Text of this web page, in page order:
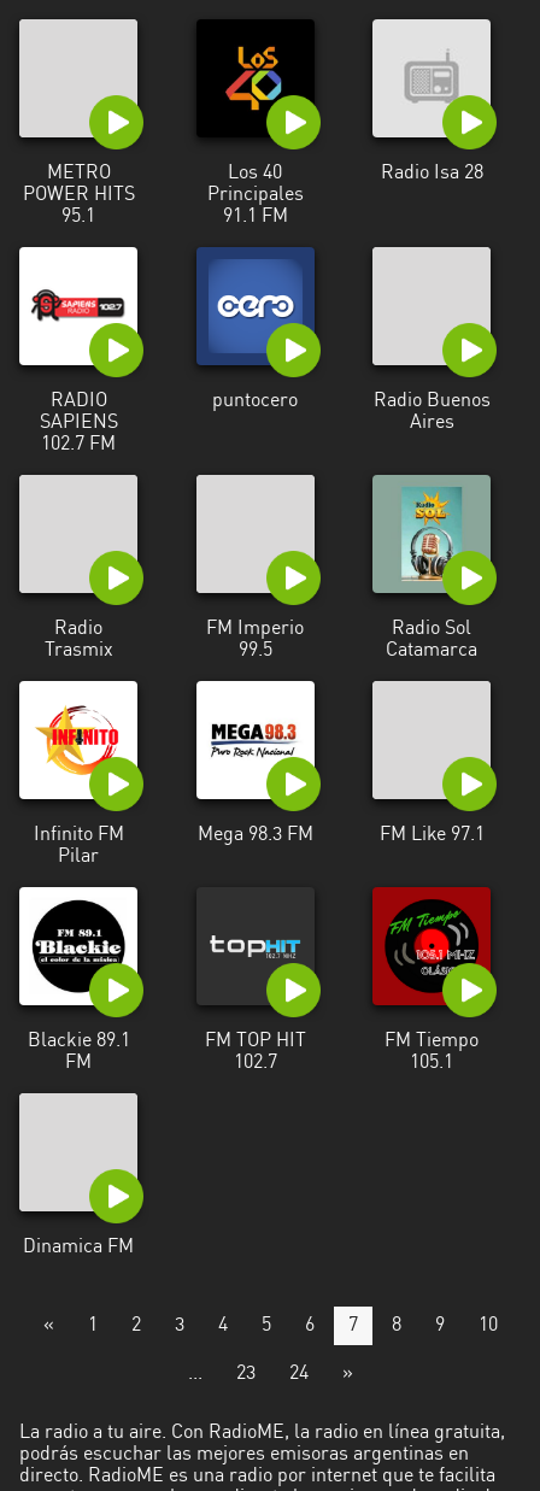
METRO
POWER HITS
95.1
Los 40
Principales
91.1 FM
Radio Isa 28
RADIO
SAPIENS
102.7 FM
puntocero
Radio Buenos
Aires
Radio
Trasmix
FM Imperio
99.5
Radio Sol
Catamarca
Infinito FM
Pilar
Mega 98.3 FM FM Like 97.1
Blackie 89.1
FM
FM TOP HIT
102.7
FM Tiempo
105.1
Dinamica FM
« 1 2 3 4 5 6 7 8 9 10
... 23 24 »
La radio a tu aire. Con RadioME, la radio en línea gratuita,
podrás escuchar las mejores emisoras argentinas en
directo. RadioME es una radio por internet que te facilita